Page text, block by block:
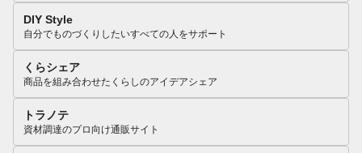
DIY Style
自分でものづくりしたいすべての人をサポート
くらシェア
商品を組み合わせたくらしのアイデアシェア
トラノテ
資材調達のプロ向け通販サイト